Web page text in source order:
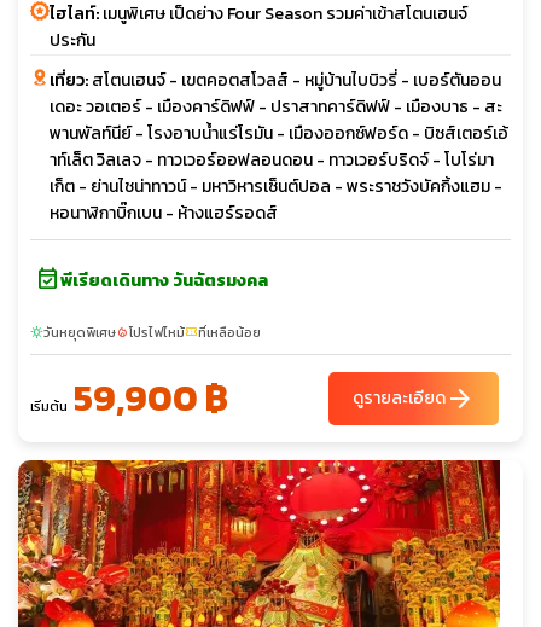
ไฮไลท์:เมนูพิเศษ เป็ดย่าง Four Season รวมค่าเข้าสโตนเฮนจ์
ประกัน
เที่ยว:สโตนเฮนจ์ - เขตคอตสโวลส์ - หมู่บ้านไบบิวรี่ - เบอร์ตันออน
เดอะ วอเตอร์ - เมืองคาร์ดิฟฟ์ - ปราสาทคาร์ดิฟฟ์ - เมืองบาธ - สะ
พานพัลท์นีย์ - โรงอาบน้ำแร่โรมัน - เมืองออกซ์ฟอร์ด - บิซส์เตอร์เอ้
าท์เล็ต วิลเลจ - ทาวเวอร์ออฟลอนดอน - ทาวเวอร์บริดจ์ - โบโร่มา
เก็ต - ย่านไชน่าทาวน์ - มหาวิหารเซ็นต์ปอล - พระราชวังบัคกิ้งแฮม -
หอนาฬิกาบิ๊กเบน - ห้างแฮร์รอดส์
event_availableพีเรียดเดินทาง วันฉัตรมงคล
sunnyวันหยุดพิเศษlocal_fire_departmentโปรไฟไหม้confirmation_numberที่เหลือน้อย
เริ่มต้น 59,900 ฿ ดูรายละเอียดarrow_forward